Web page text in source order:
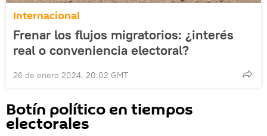
Internacional
Frenar los flujos migratorios: ¿interés
real o conveniencia electoral?
26 de enero 2024, 20:02 GMT
Botín político en tiempos
electorales